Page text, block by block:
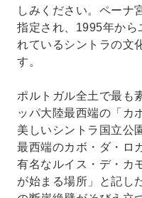
しみください。ペーナ
指定され、1995年から
れているシントラの文
す。
ポルトガル全土で最も
ッパ大陸最西端の「カ
美しいシントラ国立公
最西端のカボ・ダ・ロ
有名なルイス・デ・カ
が始まる場所」と記し